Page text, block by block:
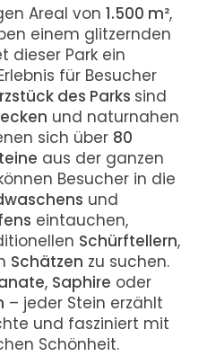
Areal von 1.500 m²,
einem glitzernden
dieser Park ein
für Besucher
des Parks sind
und naturnahen
sich über 80
aus der ganzen
Besucher in die
und
eintauchen,
Schürftellern,
Schätzen zu suchen.
, Saphire oder
– jeder Stein erzählt
und fasziniert mit
Schönheit.